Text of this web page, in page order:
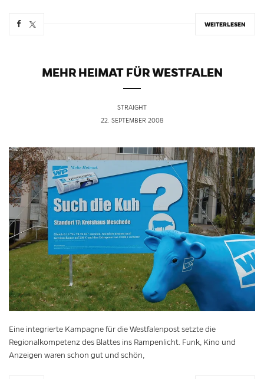
WEITERLESEN
MEHR HEIMAT FÜR WESTFALEN
STRAIGHT
22. SEPTEMBER 2008
Eine integrierte Kampagne für die Westfalenpost setzte die
Regionalkompetenz des Blattes ins Rampenlicht. Funk, Kino und
Anzeigen waren schon gut und schön,